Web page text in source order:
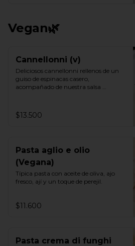
Vegan🌿
Cannellonni (v)
Deliciosos cannellonni rellenos de un
guiso de espinacas casero,
acompañado de nuestra salsa
$13.500
Pasta aglio e olio
(Vegana)
Típica pasta con aceite de oliva, ajo
fresco, ají y un toque de perejil.
$11.600
Pasta crema di funghi